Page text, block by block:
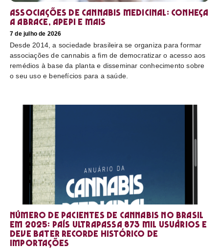
Associações de cannabis medicinal: conheça
a Abrace, Apepi e mais
7 de julho de 2026
Desde 2014, a sociedade brasileira se organiza para formar
associações de cannabis a fim de democratizar o acesso aos
remédios à base da planta e disseminar conhecimento sobre
o seu uso e benefícios para a saúde.
Número de pacientes de cannabis no Brasil
em 2025: país ultrapassa 873 mil usuários e
deve bater recorde histórico de
importações